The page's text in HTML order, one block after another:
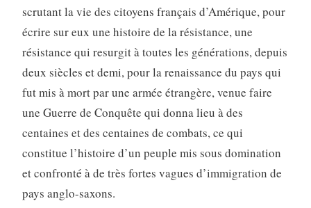
scrutant la vie des citoyens français d’Amérique, pour
écrire sur eux une histoire de la résistance, une
résistance qui resurgit à toutes les générations, depuis
deux siècles et demi, pour la renaissance du pays qui
fut mis à mort par une armée étrangère, venue faire
une Guerre de Conquête qui donna lieu à des
centaines et des centaines de combats, ce qui
constitue l’histoire d’un peuple mis sous domination
et confronté à de très fortes vagues d’immigration de
pays anglo-saxons.